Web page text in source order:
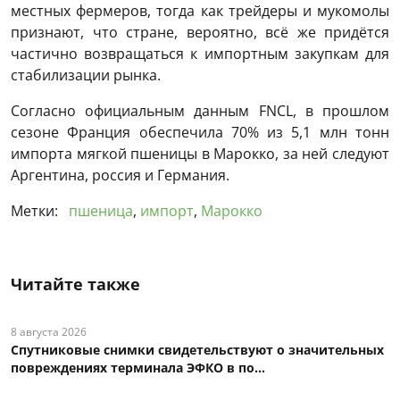
местных фермеров, тогда как трейдеры и мукомолы
признают, что стране, вероятно, всё же придётся
частично возвращаться к импортным закупкам для
стабилизации рынка.
Согласно официальным данным FNCL, в прошлом
сезоне Франция обеспечила 70% из 5,1 млн тонн
импорта мягкой пшеницы в Марокко, за ней следуют
Аргентина, россия и Германия.
Метки:
пшеница, импорт, Марокко
Читайте также
8 августа 2026
Спутниковые снимки свидетельствуют о значительных
повреждениях терминала ЭФКО в по...